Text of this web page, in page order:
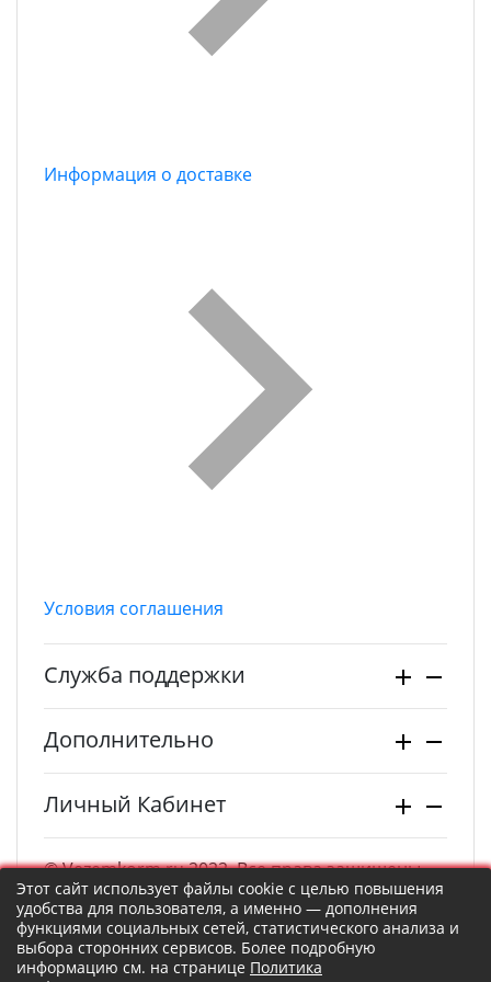
Информация о доставке
Условия соглашения
Служба поддержки
Дополнительно
Личный Кабинет
© Vezemkorm.ru 2022. Все права защищены.
Этот сайт использует файлы cookie с целью повышения
удобства для пользователя, а именно — дополнения
функциями социальных сетей, статистического анализа и
выбора сторонних сервисов. Более подробную
информацию см. на странице Политика